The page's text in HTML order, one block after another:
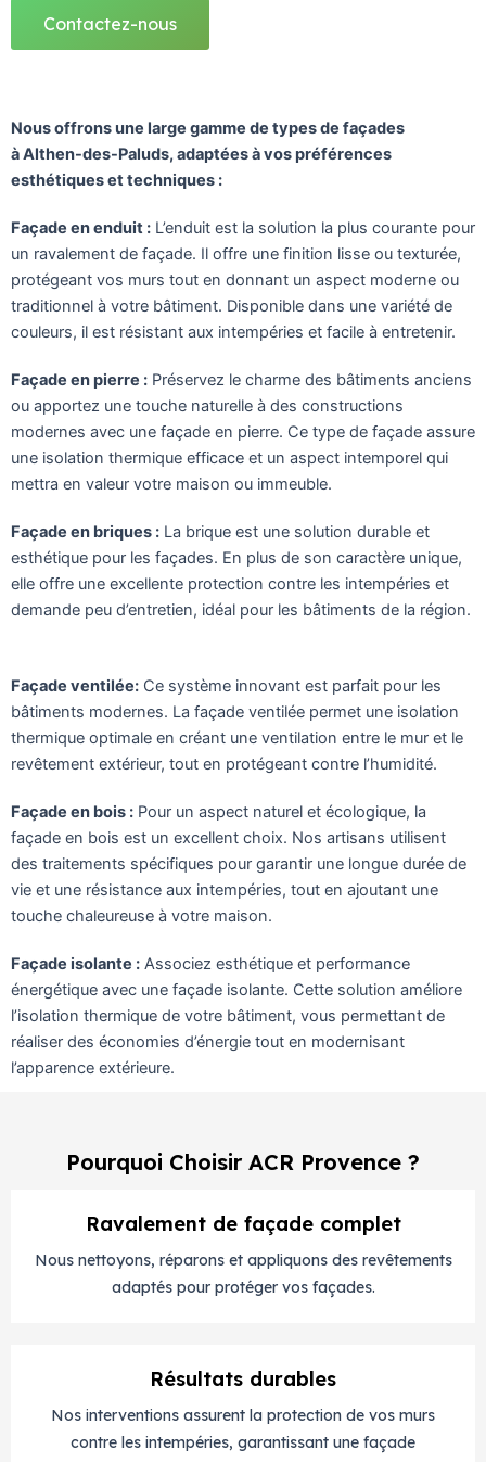
Contactez-nous
Nous offrons une large gamme de types de façades
à Althen-des-Paluds, adaptées à vos préférences
esthétiques et techniques :
Façade en enduit : L’enduit est la solution la plus courante pour
un ravalement de façade. Il offre une finition lisse ou texturée,
protégeant vos murs tout en donnant un aspect moderne ou
traditionnel à votre bâtiment. Disponible dans une variété de
couleurs, il est résistant aux intempéries et facile à entretenir.
Façade en pierre : Préservez le charme des bâtiments anciens
ou apportez une touche naturelle à des constructions
modernes avec une façade en pierre. Ce type de façade assure
une isolation thermique efficace et un aspect intemporel qui
mettra en valeur votre maison ou immeuble.
Façade en briques : La brique est une solution durable et
esthétique pour les façades. En plus de son caractère unique,
elle offre une excellente protection contre les intempéries et
demande peu d’entretien, idéal pour les bâtiments de la région.
Façade ventilée: Ce système innovant est parfait pour les
bâtiments modernes. La façade ventilée permet une isolation
thermique optimale en créant une ventilation entre le mur et le
revêtement extérieur, tout en protégeant contre l’humidité.
Façade en bois : Pour un aspect naturel et écologique, la
façade en bois est un excellent choix. Nos artisans utilisent
des traitements spécifiques pour garantir une longue durée de
vie et une résistance aux intempéries, tout en ajoutant une
touche chaleureuse à votre maison.
Façade isolante : Associez esthétique et performance
énergétique avec une façade isolante. Cette solution améliore
l’isolation thermique de votre bâtiment, vous permettant de
réaliser des économies d’énergie tout en modernisant
l’apparence extérieure.
Pourquoi Choisir ACR Provence ?
Ravalement de façade complet
Nous nettoyons, réparons et appliquons des revêtements
adaptés pour protéger vos façades.
Résultats durables
Nos interventions assurent la protection de vos murs
contre les intempéries, garantissant une façade